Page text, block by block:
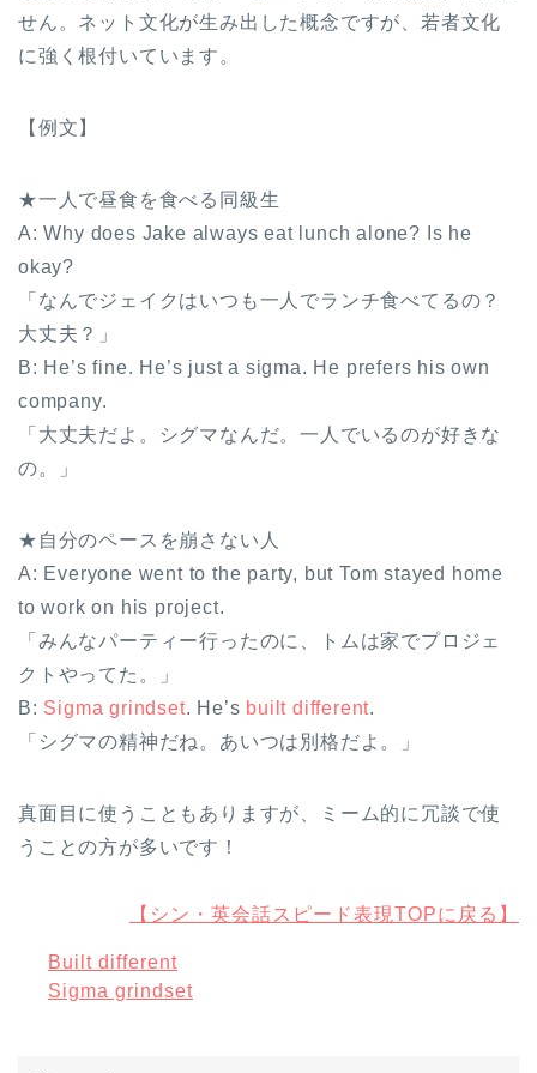
せん。ネット文化が生み出した概念ですが、若者文化
に強く根付いています。
【例文】
★一人で昼食を食べる同級生
A: Why does Jake always eat lunch alone? Is he
okay?
「なんでジェイクはいつも一人でランチ食べてるの？
大丈夫？」
B: He’s fine. He’s just a sigma. He prefers his own
company.
「大丈夫だよ。シグマなんだ。一人でいるのが好きな
の。」
★自分のペースを崩さない人
A: Everyone went to the party, but Tom stayed home
to work on his project.
「みんなパーティー行ったのに、トムは家でプロジェ
クトやってた。」
B: Sigma grindset. He’s built different.
「シグマの精神だね。あいつは別格だよ。」
真面目に使うこともありますが、ミーム的に冗談で使
うことの方が多いです！
【シン・英会話スピード表現TOPに戻る】
Built different
Sigma grindset